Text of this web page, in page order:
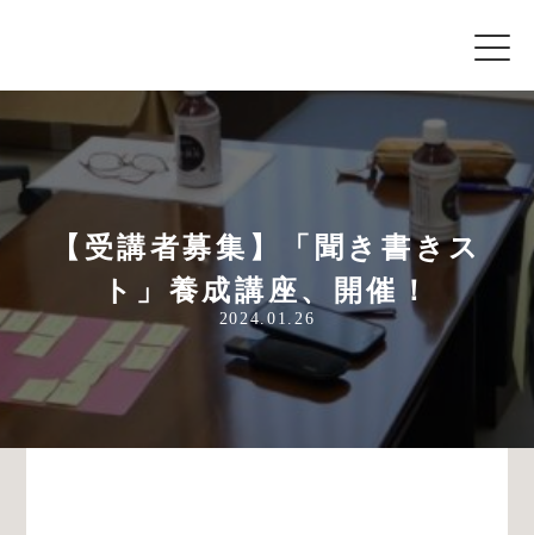
【受講者募集】「聞き書きス
ト」養成講座、開催！
2024.01.26